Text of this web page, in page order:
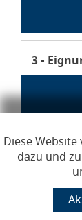
Diese
dazu und
Anliegen
3 -
Tooltip